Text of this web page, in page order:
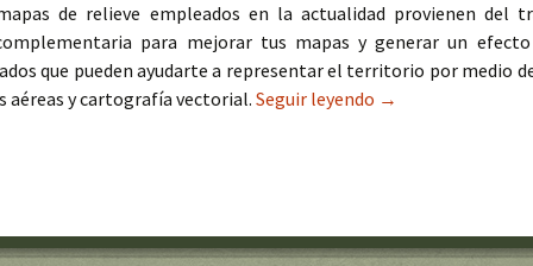
de relieve empleados en la actualidad provienen del
para mejorar tus mapas y generar un
que pueden ayudarte a representar el territorio por medio
aéreas y cartografía vectorial.Seguir leyendo Mapas de relieve
→